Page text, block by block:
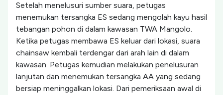
Setelah menelusuri sumber suara, petugas
menemukan tersangka ES sedang mengolah kayu hasil
tebangan pohon di dalam kawasan TWA Mangolo.
Ketika petugas membawa ES keluar dari lokasi, suara
chainsaw kembali terdengar dari arah lain di dalam
kawasan. Petugas kemudian melakukan penelusuran
lanjutan dan menemukan tersangka AA yang sedang
bersiap meninggalkan lokasi. Dari pemeriksaan awal di